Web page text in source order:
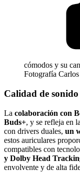
cómodos y su
Fotografía
Calidad de sonido
La colaboración con
Buds+, y se refleja en
con drivers duales, un
estos auriculares
compatibles con
y Dolby Head
envolvente y de alta